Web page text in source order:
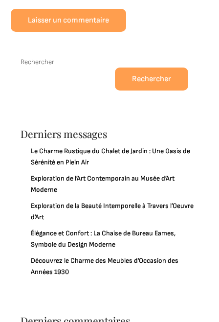
Rechercher
Rechercher
Derniers messages
Le Charme Rustique du Chalet de Jardin : Une Oasis de
Sérénité en Plein Air
Exploration de l’Art Contemporain au Musée d’Art
Moderne
Exploration de la Beauté Intemporelle à Travers l’Oeuvre
d’Art
Élégance et Confort : La Chaise de Bureau Eames,
Symbole du Design Moderne
Découvrez le Charme des Meubles d’Occasion des
Années 1930